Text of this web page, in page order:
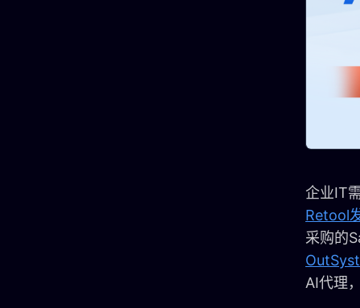
企业IT
Retool
采购的
AI代理